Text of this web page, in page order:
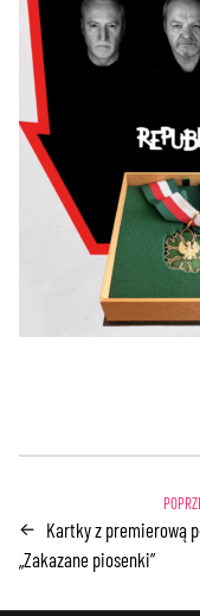
← Kartky z premierową
„Zakazane piosenki”